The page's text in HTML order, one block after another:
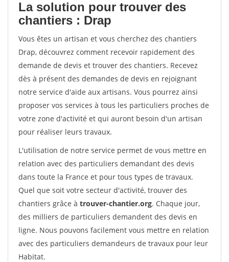
La solution pour trouver des
chantiers : Drap
Vous êtes un artisan et vous cherchez des chantiers
Drap, découvrez comment recevoir rapidement des
demande de devis et trouver des chantiers. Recevez
dès à présent des demandes de devis en rejoignant
notre service d'aide aux artisans. Vous pourrez ainsi
proposer vos services à tous les particuliers proches de
votre zone d'activité et qui auront besoin d'un artisan
pour réaliser leurs travaux.
L'utilisation de notre service permet de vous mettre en
relation avec des particuliers demandant des devis
dans toute la France et pour tous types de travaux.
Quel que soit votre secteur d'activité, trouver des
chantiers grâce à trouver-chantier.org. Chaque jour,
des milliers de particuliers demandent des devis en
ligne. Nous pouvons facilement vous mettre en relation
avec des particuliers demandeurs de travaux pour leur
Habitat.